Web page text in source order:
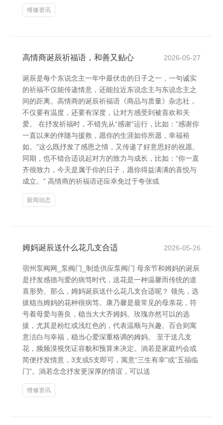
维修资讯
高情商诞辰祈福语，和善又贴心 2026-05-27
诞辰是每个东说念主一年中最伏击的日子之一，一句诚实
的祈福不仅能传递情意，还能拉近东说念主与东说念主之
间的距离。高情商的诞辰祈福语《商品与质量》杂志社，
不仅要有温度，还要有深度，让对方感受到被喜欢和关
爱。 在抒发祈福时，不错先从“感谢”运行，比如：“感谢你
一直以来的伴随与援救，愿你的生涯如你所愿，幸福裕
如。”这么既抒发了感恩之情，又传递了好意思好的祝愿。
同期，也不错合适说起对方的致力与成长，比如：“你一直
齐很致力，今天是属于你的日子，愿你得益满满的喜悦与
成立。” 高情商的祈福语还应幸免过于夸张或
新闻动态
姆妈诞辰送什么花几支合适 2026-05-26
宿州泵阀网_泵阀门_制造供应泵阀门 母亲节和姆妈的诞辰
是抒发感德与爱的病笃时代，送花是一种温馨而传统的道
喜形势。那么，姆妈诞辰送什么花几支合适呢？ 领先，选
拔稳当姆妈的花种很病笃。康乃馨是最常见的母亲花，符
号着母爱与善良，稳当大大齐姆妈。玫瑰亦然可以的选
拔，尤其是粉红或浅红色的，代表温顺与兴趣。百合则寓
意洁白与幸福，稳当心爱深重格调的姆妈。 至于送几支
花，频频漠视凭证容貌和预算来决定。淌若是家庭约会或
简便抒发情意，3支或5支即可，寓意“三生有幸”或“五福临
门”。淌若念念抒发更深厚的情谊，可以送
维修资讯